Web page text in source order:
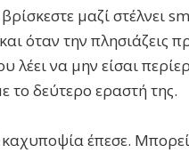
μαζί στέλνει
και όταν την πλησιάζεις
λέει να μην είσαι
το δεύτερο εραστή της.
έπεσε.